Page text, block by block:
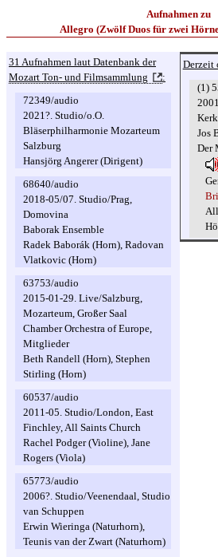
Aufnahmen zu
Allegro (Zwölf Duos für zwei
31 Aufnahmen laut Datenbank der
Mozart Ton- und Filmsammlung
:
72349/audio
2021?. Studio/o.O.
Bläserphilharmonie Mozarteum
Salzburg
Hansjörg Angerer (Dirigent)
68640/audio
2018-05/07. Studio/Prag,
Domovina
Baborak Ensemble
Radek Baborák (Horn), Radovan
Vlatkovic (Horn)
63753/audio
2015-01-29. Live/Salzburg,
Mozarteum, Großer Saal
Chamber Orchestra of Europe,
Mitglieder
Beth Randell (Horn), Stephen
Stirling (Horn)
60537/audio
2011-05. Studio/London, East
Finchley, All Saints Church
Rachel Podger (Violine), Jane
Rogers (Viola)
65773/audio
2006?. Studio/Veenendaal, Studio
van Schuppen
Erwin Wieringa (Naturhorn),
Teunis van der Zwart (Naturhorn)
Derzeit
(1)
Kerk
Jos
Der